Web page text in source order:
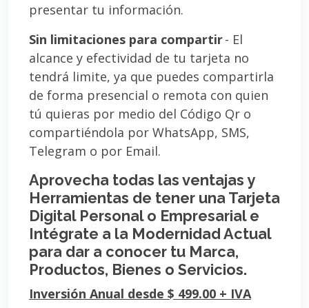
presentar tu información.
Sin limitaciones para compartir- El
alcance y efectividad de tu tarjeta no
tendrá limite, ya que puedes compartirla
de forma presencial o remota con quien
tú quieras por medio del Código Qr o
compartiéndola por WhatsApp, SMS,
Telegram o por Email.
Aprovecha todas las ventajas y
Herramientas de tener una Tarjeta
Digital Personal o Empresarial e
Intégrate a la Modernidad Actual
para dar a conocer tu Marca,
Productos, Bienes o Servicios.
Inversión Anual desde $ 499.00 + IVA